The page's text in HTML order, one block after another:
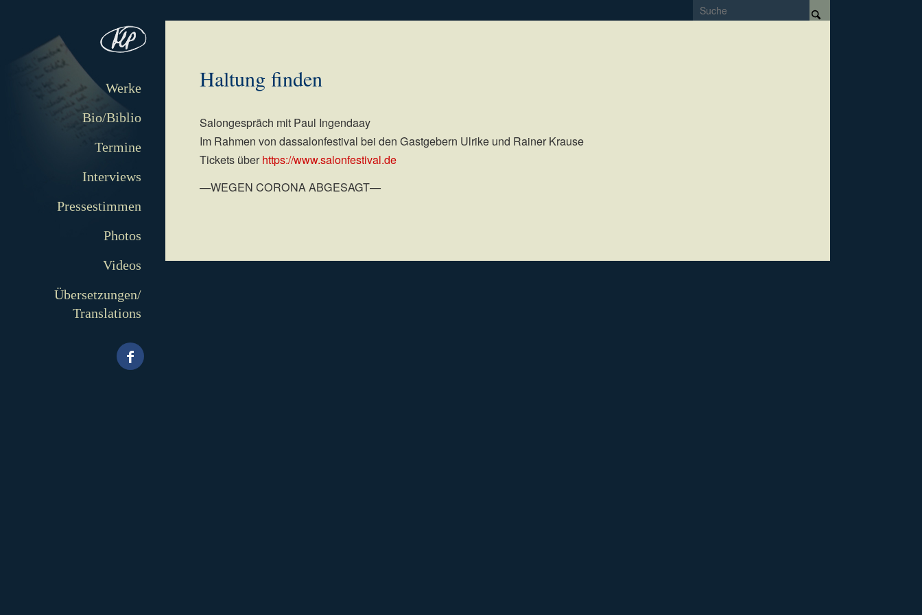
Werke
Bio/Biblio
Termine
Interviews
Pressestimmen
Photos
Videos
Übersetzungen/
Translations
Haltung finden
Salongespräch mit Paul Ingendaay
Im Rahmen von dassalonfestival bei den Gastgebern Ulrike und Rainer Krause
Tickets überhttps://www.salonfestival.de
—WEGEN CORONA ABGESAGT—